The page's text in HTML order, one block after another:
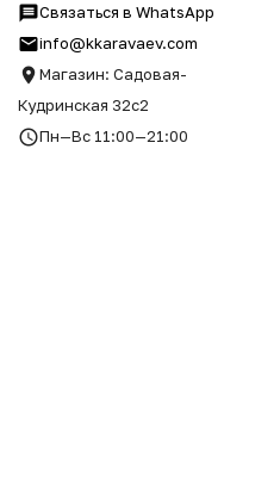
Связаться в WhatsApp
info@kkaravaev.com
Магазин: Садовая-
Кудринская 32с2
Пн—Вс 11:00—21:00